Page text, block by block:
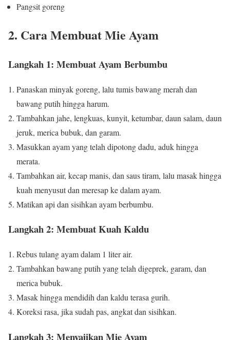
Pangsit goreng
2. Cara Membuat Mie Ayam
Langkah 1: Membuat Ayam Berbumbu
Panaskan minyak goreng, lalu tumis bawang merah dan
bawang putih hingga harum.
Tambahkan jahe, lengkuas, kunyit, ketumbar, daun salam, daun
jeruk, merica bubuk, dan garam.
Masukkan ayam yang telah dipotong dadu, aduk hingga
merata.
Tambahkan air, kecap manis, dan saus tiram, lalu masak hingga
kuah menyusut dan meresap ke dalam ayam.
Matikan api dan sisihkan ayam berbumbu.
Langkah 2: Membuat Kuah Kaldu
Rebus tulang ayam dalam 1 liter air.
Tambahkan bawang putih yang telah digeprek, garam, dan
merica bubuk.
Masak hingga mendidih dan kaldu terasa gurih.
Koreksi rasa, jika sudah pas, angkat dan sisihkan.
Langkah 3: Menyajikan Mie Ayam